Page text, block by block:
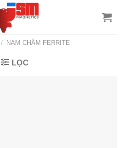
/ NAM CHÂM FERRITE
LỌC